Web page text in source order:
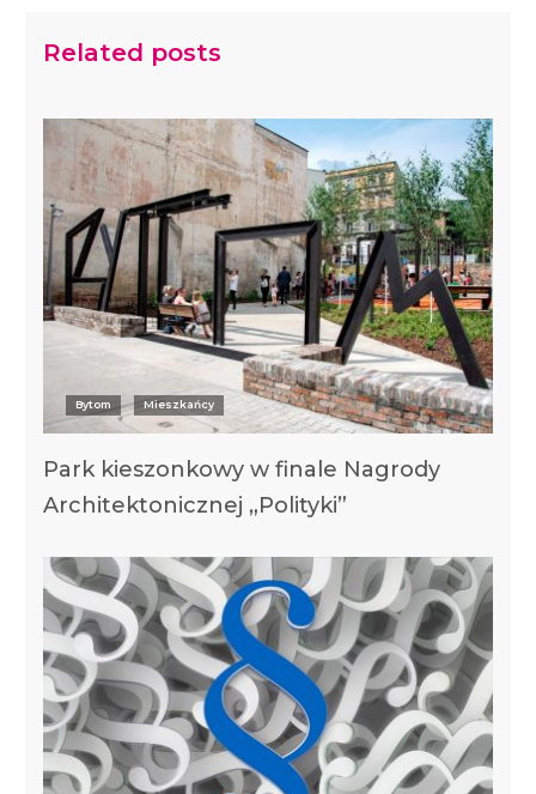
Related posts
Bytom Mieszkańcy
Park kieszonkowy w finale Nagrody
Architektonicznej „Polityki”